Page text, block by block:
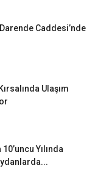
Caddesi’nde
Ulaşım
Yılında